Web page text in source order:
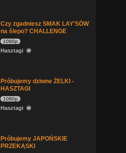
Czy zgadniesz SMAK LAY'SÓW
na ślepo? CHALLENGE
1080p
Hasztagi
Próbujemy dziwne ŻELKI -
HASZTAGI
1080p
Hasztagi
Próbujemy JAPOŃSKIE
PRZEKĄSKI